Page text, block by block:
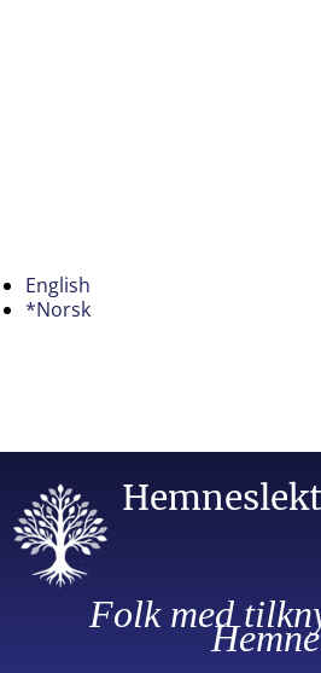
English
*Norsk
Hemneslekt
Folk med